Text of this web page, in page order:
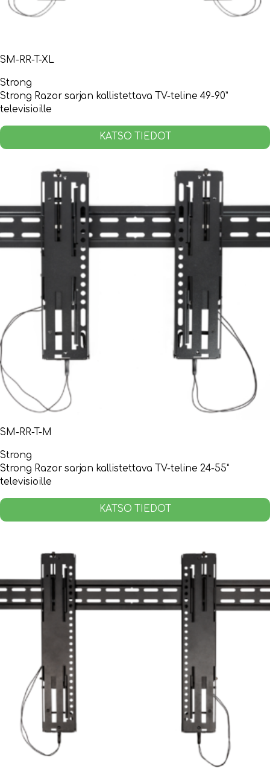
SM-RR-T-XL
Strong
Strong Razor sarjan kallistettava TV-teline 49-90”
televisioille
KATSO TIEDOT
SM-RR-T-M
Strong
Strong Razor sarjan kallistettava TV-teline 24-55”
televisioille
KATSO TIEDOT